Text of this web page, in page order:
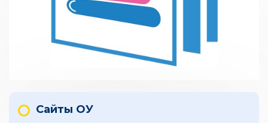
Сайты ОУ